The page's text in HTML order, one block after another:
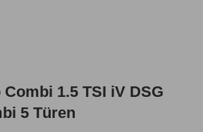
1.5 TSI iV DSG
5 Türen